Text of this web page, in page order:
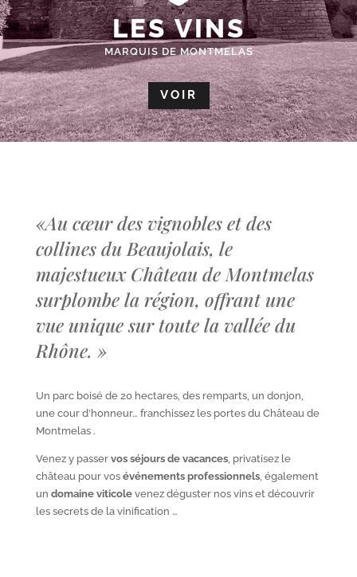
LES VINS
MARQUIS DE MONTMELAS
VOIR
«Au cœur des vignobles et des
collines du Beaujolais, le
majestueux Château de Montmelas
surplombe la région, offrant une
vue unique sur toute la vallée du
Rhône. »
Un parc boisé de 20 hectares, des remparts, un donjon,
une cour d’honneur… franchissez les portes du Château de
Montmelas .
Venez y passer vos séjours de vacances, privatisez le
château pour vos événements professionnels, également
un domaine viticolevenez déguster nos vins et découvrir
les secrets de la vinification …